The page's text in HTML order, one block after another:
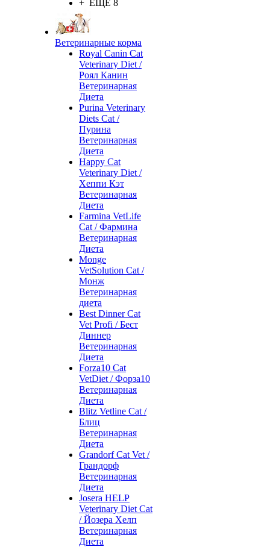
+ ЕЩЕ 8
Ветеринарные корма
Royal Canin Cat
Veterinary Diet /
Роял Канин
Ветеринарная
Диета
Purina Veterinary
Diets Cat /
Пурина
Ветеринарная
Диета
Happy Cat
Veterinary Diet /
Хеппи Кэт
Ветеринарная
Диета
Farmina VetLife
Cat / Фармина
Ветеринарная
Диета
Monge
VetSolution Cat /
Монж
Ветеринарная
диета
Best Dinner Cat
Vet Profi / Бест
Диннер
Ветеринарная
Диета
Forza10 Cat
VetDiet / Форза10
Ветеринарная
Диета
Blitz Vetline Cat /
Блиц
Ветеринарная
Диета
Grandorf Cat Vet /
Грандорф
Ветеринарная
Диета
Josera HELP
Veterinary Diet Cat
/ Йозера Хелп
Ветеринарная
Диета